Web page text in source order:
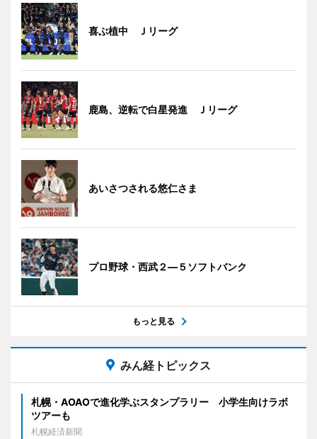
喜ぶ植中 Ｊリーグ
鹿島、逆転で白星発進 Ｊリーグ
あいさつされる悠仁さま
プロ野球・西武２―５ソフトバンク
もっと見る
みん経トピックス
札幌・AOAOで進化学ぶスタンプラリー 小学生向けラボ
ツアーも
札幌経済新聞